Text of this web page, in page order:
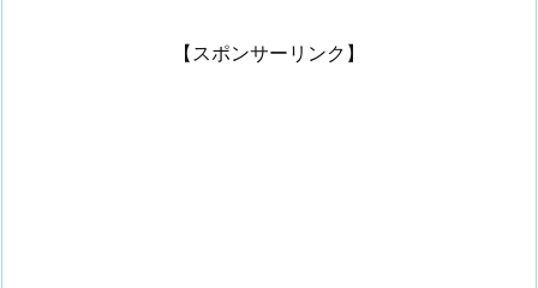
【スポンサーリンク】